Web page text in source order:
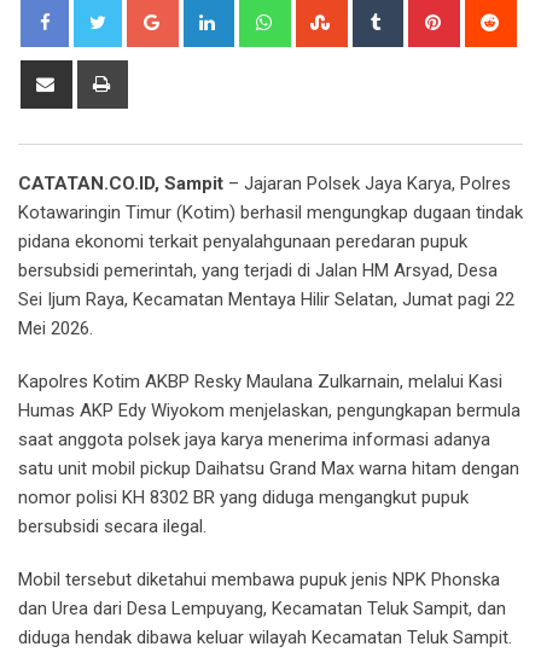
Google+ LinkedIn WhatsappStumbleUpon
Tumblr Pinterest
Share
CATATAN.CO.ID, Sampit – Jajaran Polsek Jaya Karya, Polres
Kotawaringin Timur (Kotim) berhasil mengungkap dugaan tindak
pidana ekonomi terkait penyalahgunaan peredaran pupuk
bersubsidi pemerintah, yang terjadi di Jalan HM Arsyad, Desa
Sei Ijum Raya, Kecamatan Mentaya Hilir Selatan, Jumat pagi 22
Mei 2026.
Kapolres Kotim AKBP Resky Maulana Zulkarnain, melalui Kasi
Humas AKP Edy Wiyokom menjelaskan, pengungkapan bermula
saat anggota polsek jaya karya menerima informasi adanya
satu unit mobil pickup Daihatsu Grand Max warna hitam dengan
nomor polisi KH 8302 BR yang diduga mengangkut pupuk
bersubsidi secara ilegal.
Mobil tersebut diketahui membawa pupuk jenis NPK Phonska
dan Urea dari Desa Lempuyang, Kecamatan Teluk Sampit, dan
diduga hendak dibawa keluar wilayah Kecamatan Teluk Sampit.